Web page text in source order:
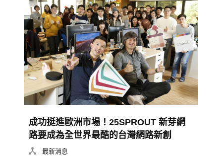
成功挺進歐洲市場！25SPROUT 新芽網
路要成為全世界最酷的台灣網路新創
最新消息